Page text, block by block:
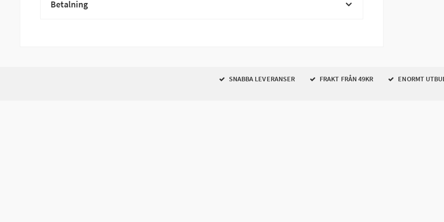
Betalning
SNABBA LEVERANSER FRAKT FRÅN 49KR ENORMT